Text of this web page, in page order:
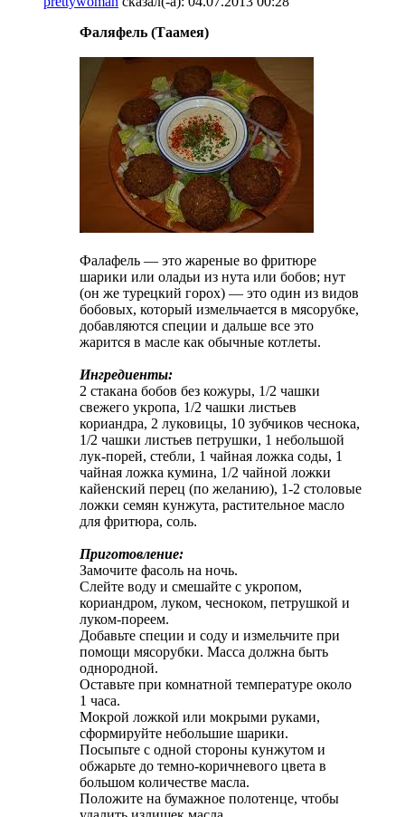
Фаляфель (Таамея)
Фалафель — это жареные во фритюре
шарики или оладьи из нута или бобов; нут
(он же турецкий горох) — это один из видов
бобовых, который измельчается в мясорубке,
добавляются специи и дальше все это
жарится в масле как обычные котлеты.
Ингредиенты:
2 стакана бобов без кожуры, 1/2 чашки
свежего укропа, 1/2 чашки листьев
кориандра, 2 луковицы, 10 зубчиков чеснока,
1/2 чашки листьев петрушки, 1 небольшой
лук-порей, стебли, 1 чайная ложка соды, 1
чайная ложка кумина, 1/2 чайной ложки
кайенский перец (по желанию), 1-2 столовые
ложки семян кунжута, растительное масло
для фритюра, соль.
Приготовление:
Замочите фасоль на ночь.
Слейте воду и смешайте с укропом,
кориандром, луком, чесноком, петрушкой и
луком-пореем.
Добавьте специи и соду и измельчите при
помощи мясорубки. Масса должна быть
однородной.
Оставьте при комнатной температуре около
1 часа.
Мокрой ложкой или мокрыми руками,
сформируйте небольшие шарики.
Посыпьте с одной стороны кунжутом и
обжарьте до темно-коричневого цвета в
большом количестве масла.
Положите на бумажное полотенце, чтобы